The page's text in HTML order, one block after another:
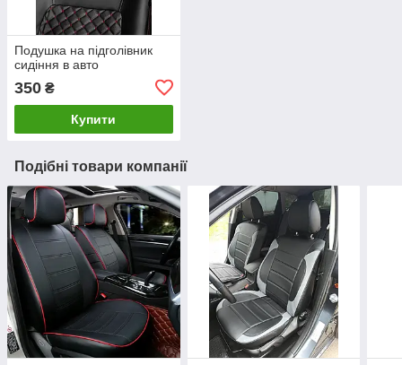
Подушка на підголівник
сидіння в авто
350 ₴
Купити
Подібні товари компанії